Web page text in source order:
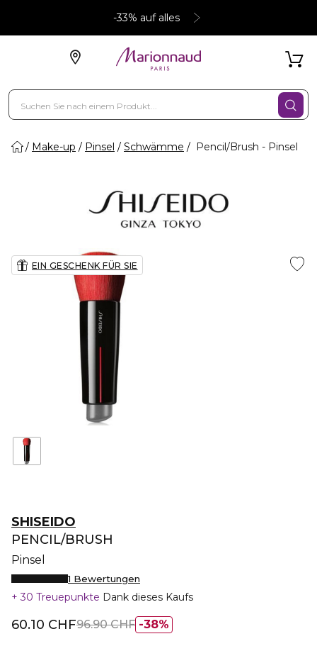
-33% auf alles
Make-up Pinsel Schwämme Pencil/Brush - Pinsel
EIN GESCHENK FÜR SIE
SHISEIDO
PENCIL/BRUSH
Pinsel
1 Bewertungen
30 Treuepunkte Dank dieses Kaufs
38%
60.10 CHF96.90 CHF